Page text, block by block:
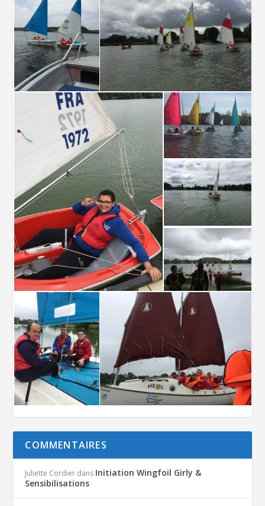
COMMENTAIRES
Juliette Cordier dans Initiation Wingfoil Girly &
Sensibilisations